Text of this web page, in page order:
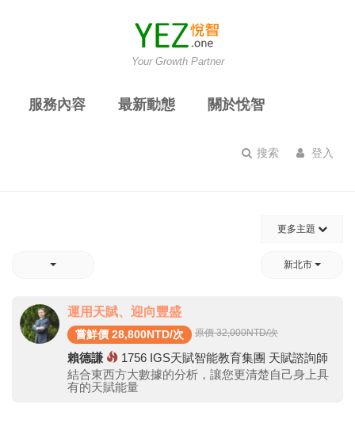
Your Growth Partner
服務內容 最新動態 關於悅智
搜索 登入
更多主題
新北市
運用天賦、迎向豐盛
嘗鮮價 28,800NTD/次 原價 32,000NTD/次
賴德謙 1756 IGS天賦智能教育集團 天賦諮詢師
結合東西方大數據的分析，讓您更清楚自己身上具
有的天賦能量